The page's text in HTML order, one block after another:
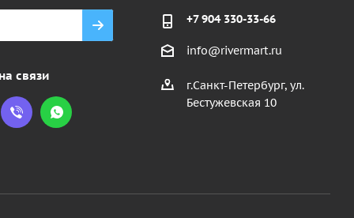
связи
+7 904 330-33-66
info@rivermart.ru
г.Санкт-Петербург, ул.
Бестужевская 10